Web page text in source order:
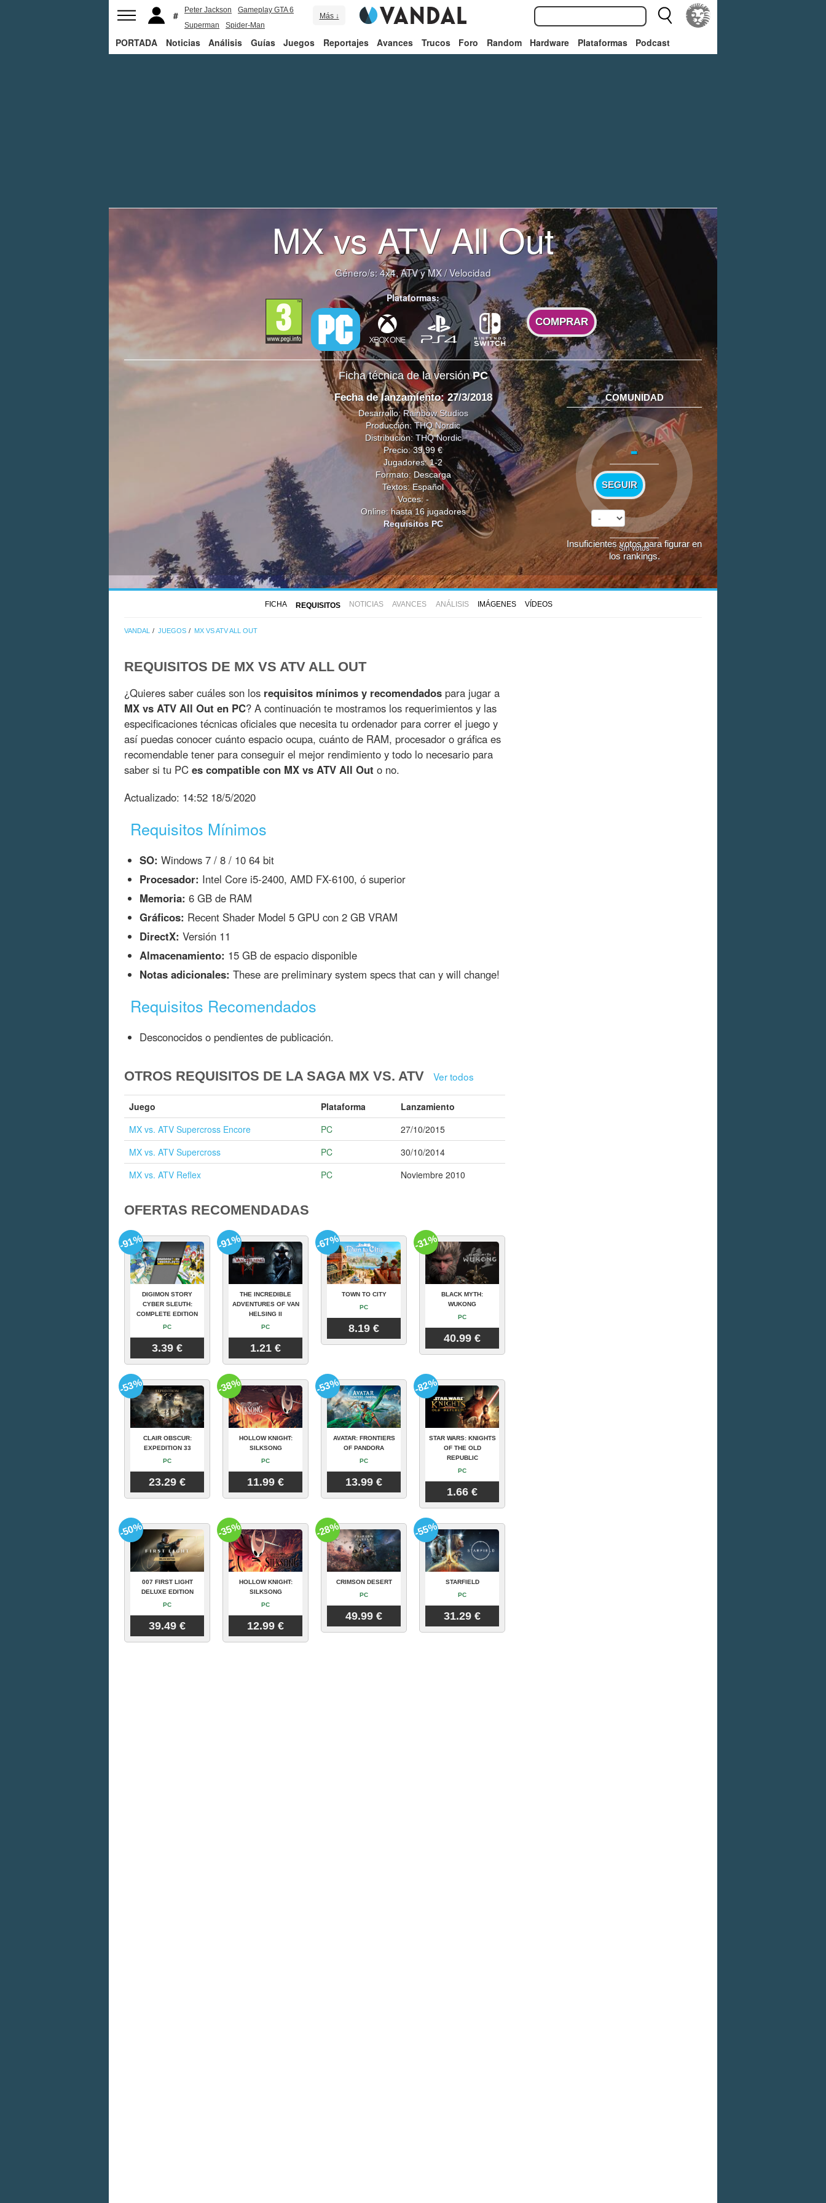
Peter Jackson
Gameplay GTA 6
Superman
Spider-Man
Más ↓
PORTADA Noticias Análisis Guías Juegos Reportajes Avances Trucos Foro Random Hardware Plataformas Podcast
MX vs ATV All Out
Género/s:4x4, ATV y MX/Velocidad
Plataformas:
COMPRAR
Ficha técnica de la versiónPC
Fecha de lanzamiento: 27/3/2018
Desarrollo:Rainbow Studios
Producción:THQ Nordic
Distribución:THQ Nordic
Precio: 39,99 €
Jugadores: 1-2
Formato: Descarga
Textos: Español
Voces: -
Online: hasta 16 jugadores
Requisitos PC
COMUNIDAD
-
SEGUIR
Sin votos
Insuficientes votos para figurar en
los rankings.
FICHA REQUISITOS NOTICIAS AVANCES ANÁLISIS IMÁGENES VÍDEOS
VANDAL JUEGOS MX VS ATV ALL OUT
REQUISITOS DE MX VS ATV ALL OUT
¿Quieres saber cuáles son los requisitos mínimos y recomendados para jugar a
MX vs ATV All Out en PC? A continuación te mostramos los requerimientos y las
especificaciones técnicas oficiales que necesita tu ordenador para correr el juego y
así puedas conocer cuánto espacio ocupa, cuánto de RAM, procesador o gráfica es
recomendable tener para conseguir el mejor rendimiento y todo lo necesario para
saber si tu PC es compatible con MX vs ATV All Out o no.
Actualizado: 14:52 18/5/2020
Requisitos Mínimos
SO: Windows 7 / 8 / 10 64 bit
Procesador: Intel Core i5-2400, AMD FX-6100, ó superior
Memoria: 6 GB de RAM
Gráficos: Recent Shader Model 5 GPU con 2 GB VRAM
DirectX: Versión 11
Almacenamiento: 15 GB de espacio disponible
Notas adicionales: These are preliminary system specs that can y will change!
Requisitos Recomendados
Desconocidos o pendientes de publicación.
OTROS REQUISITOS DE LA SAGA MX VS. ATV Ver todos
Juego Plataforma
Lanzamiento
MX vs. ATV Supercross Encore
PC
27/10/2015
MX vs. ATV Supercross
PC
30/10/2014
MX vs. ATV Reflex
PC Noviembre 2010
OFERTAS RECOMENDADAS
DIGIMON STORY
CYBER SLEUTH:
COMPLETE EDITION
PC
3.39 €
-91%
THE INCREDIBLE
ADVENTURES OF VAN
HELSING II
PC
1.21 €
-91%
TOWN TO CITY
PC
8.19 €
-67%
BLACK MYTH:
WUKONG
PC
40.99 €
-31%
CLAIR OBSCUR:
EXPEDITION 33
PC
23.29 €
-53%
HOLLOW KNIGHT:
SILKSONG
PC
11.99 €
-38%
AVATAR: FRONTIERS
OF PANDORA
PC
13.99 €
-53%
STAR WARS: KNIGHTS
OF THE OLD
REPUBLIC
PC
1.66 €
-82%
007 FIRST LIGHT
DELUXE EDITION
PC
39.49 €
-50%
HOLLOW KNIGHT:
SILKSONG
PC
12.99 €
-35%
CRIMSON DESERT
PC
49.99 €
-28%
STARFIELD
PC
31.29 €
-55%